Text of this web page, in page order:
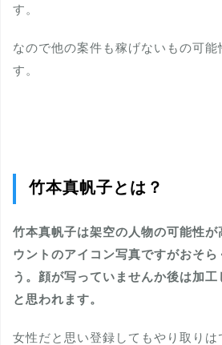
す。
なので他の案件も稼げないもの可能
す。
竹本真帆子とは？
竹本真帆子は架空の人物の可能性
ウントのアイコン写真ですがおそら
う。顔が写っていませんか後は加
と思われます。
女性だと思い登録してもやり取りは